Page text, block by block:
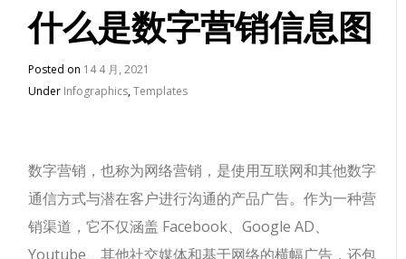
什么是数字营销信息图
Posted on 14 4 月, 2021
Under Infographics,Templates
数字营销，也称为网络营销，是使用互联网和其他数字
通信方式与潜在客户进行沟通的产品广告。作为一种营
销渠道，它不仅涵盖 Facebook、Google AD、
Youtube、其他社交媒体和基于网络的横幅广告，还包